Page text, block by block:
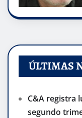
ÚLTIMAS
C&A registra
segundo